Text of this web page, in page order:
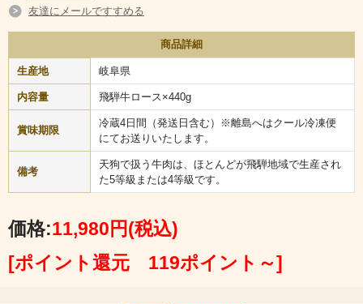
友達にメールですすめる
商品詳細
生産地 岐阜県
内容量 飛騨牛ロース×440g
賞味期限
冷蔵4日間（発送日含む）※離島へはクール冷凍便
にてお送りいたします。
備考
天狗で扱う牛肉は、ほとんどが飛騨地域で生産され
た5等級または4等級です。
価格:11,980円(税込)
[ポイント還元 119ポイント～]